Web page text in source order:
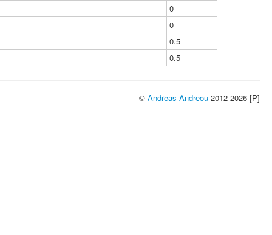
0
0
0.5
0.5
© Andreas Andreou 2012-2026 [P]